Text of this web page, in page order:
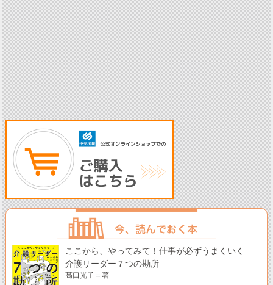
ここから、やってみて！仕事が必ずうまくいく
介護リーダー７つの勘所
髙口光子＝著